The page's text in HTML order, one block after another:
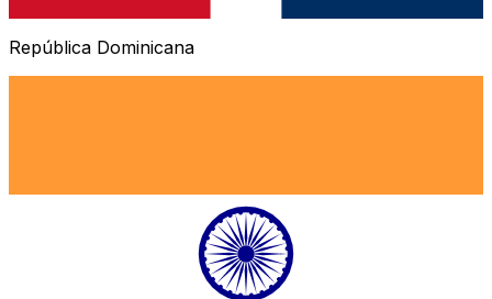
República Dominicana